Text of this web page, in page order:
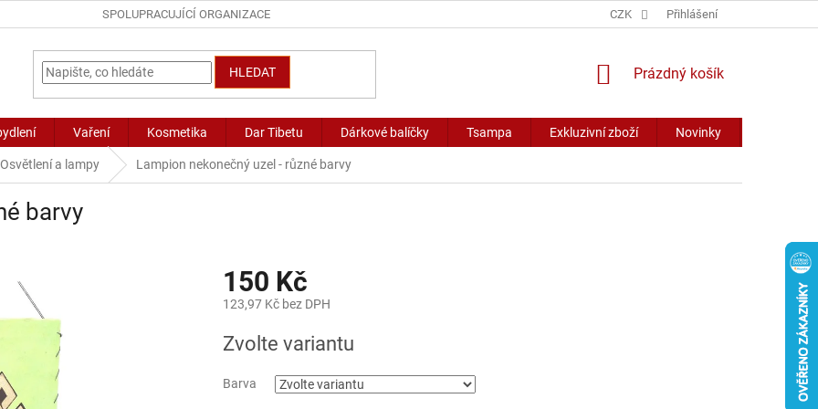
SPOLUPRACUJÍCÍ ORGANIZACE CZK Přihlášení
HLEDAT
NÁKUPNÍ
Prázdný košík
Vaření Kosmetika Dar Tibetu Dárkové balíčky Tsampa Exkluzivní zboží Novinky
Osvětlení a lampy Lampion nekonečný uzel - různé barvy
barvy
150 Kč
123,97 Kč bez DPH
cena:
Zvolte variantu
Barva